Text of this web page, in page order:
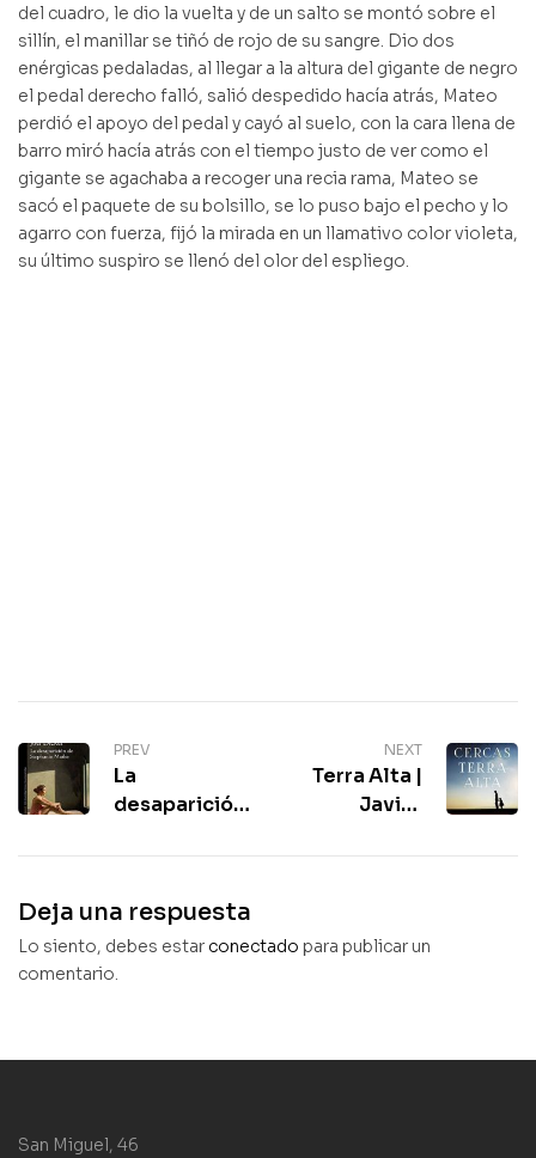
del cuadro, le dio la vuelta y de un salto se montó sobre el
sillín, el manillar se tiñó de rojo de su sangre. Dio dos
enérgicas pedaladas, al llegar a la altura del gigante de negro
el pedal derecho falló, salió despedido hacía atrás, Mateo
perdió el apoyo del pedal y cayó al suelo, con la cara llena de
barro miró hacía atrás con el tiempo justo de ver como el
gigante se agachaba a recoger una recia rama, Mateo se
sacó el paquete de su bolsillo, se lo puso bajo el pecho y lo
agarro con fuerza, fijó la mirada en un llamativo color violeta,
su último suspiro se llenó del olor del espliego.
PREV
La
desaparición
Mailer |
de Joel
Dicker
NEXT
Terra Alta |
Javier
Premio
Deja una respuesta
Lo siento, debes estar conectado para publicar un
comentario.
San Miguel, 46